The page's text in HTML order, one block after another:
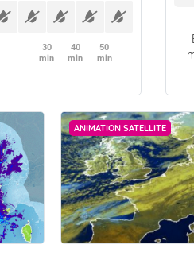
30
min
40
min
50
min
ANIMATION SATELLITE